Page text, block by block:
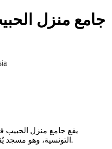
جامع منزل
يقع جامع منزل الحبيب
التونسية، وهو مسجد يُقام فيه الصلوات الخمس والجمعة.